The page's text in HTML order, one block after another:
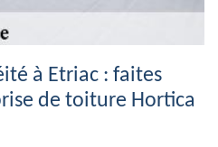
à Etriac : faites
de toiture Hortica